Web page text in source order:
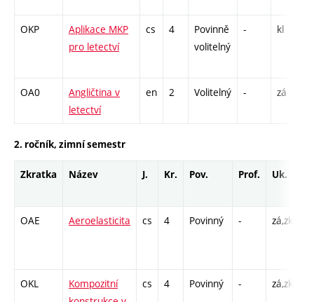
OKP
Aplikace MKP
pro letectví
cs 4
Povinně
volitelný
- kl
OA0
Angličtina v
letectví
en 2 Volitelný - zá
2. ročník, zimní semestr
Zkratka Název J. Kr. Pov. Prof. Uk.
OAE Aeroelasticita cs 4 Povinný - zá,zk
OKL
Kompozitní
cs 4 Povinný - zá,zk